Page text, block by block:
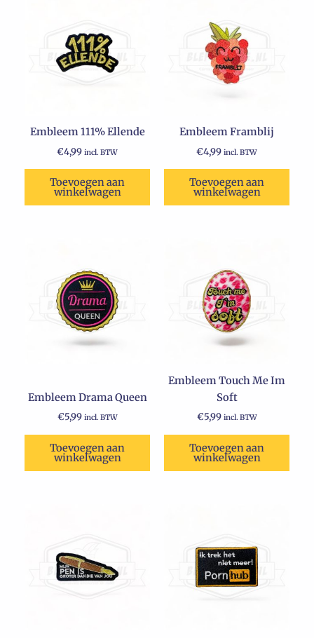
Embleem 111% Ellende
€4,99 incl. BTW
Toevoegen aan
winkelwagen
Embleem Framblij
€4,99 incl. BTW
Toevoegen aan
winkelwagen
Embleem Drama Queen
€5,99 incl. BTW
Toevoegen aan
winkelwagen
Embleem Touch Me Im
Soft
€5,99 incl. BTW
Toevoegen aan
winkelwagen